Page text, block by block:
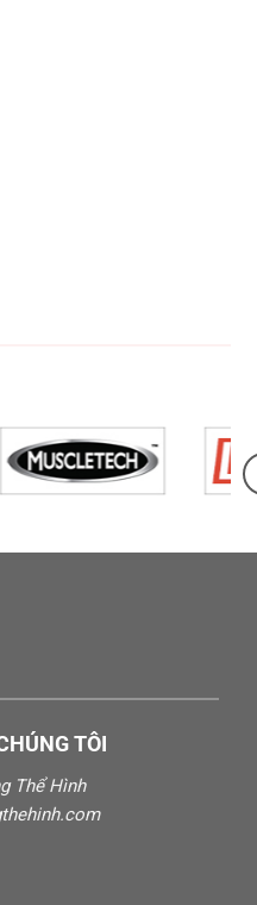
TÔI
Thể Hình